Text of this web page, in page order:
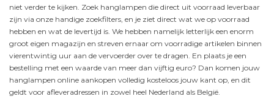
niet verder te kijken. Zoek hanglampen die direct uit voorraad leverbaar
zijn via onze handige zoekfilters, en je ziet direct wat we op voorraad
hebben en wat de levertijd is. We hebben namelijk letterlijk een enorm
groot eigen magazijn en streven ernaar om voorradige artikelen binnen
vierentwintig uur aan de vervoerder over te dragen. En plaats je een
bestelling met een waarde van meer dan vijftig euro? Dan komen jouw
hanglampen online aankopen volledig kosteloos jouw kant op, en dit
geldt voor afleveradressen in zowel heel Nederland als België.